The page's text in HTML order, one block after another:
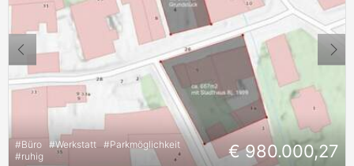
#Büro #Werkstatt #Parkmöglichkeit
#ruhig € 980.000,27